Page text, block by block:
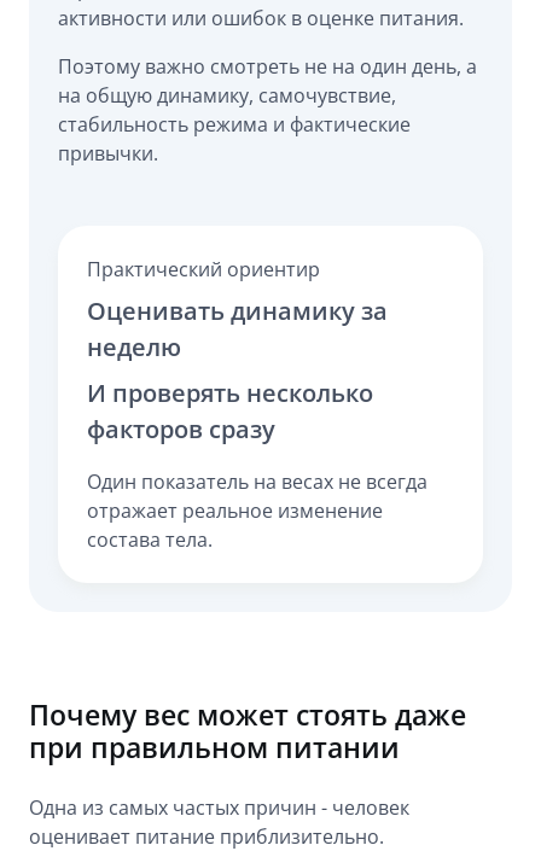
активности или ошибок в оценке питания.
Поэтому важно смотреть не на один день, а
на общую динамику, самочувствие,
стабильность режима и фактические
привычки.
Практический ориентир
Оценивать динамику за
неделю
И проверять несколько
факторов сразу
Один показатель на весах не всегда
отражает реальное изменение
состава тела.
Почему вес может стоять даже
при правильном питании
Одна из самых частых причин - человек
оценивает питание приблизительно.